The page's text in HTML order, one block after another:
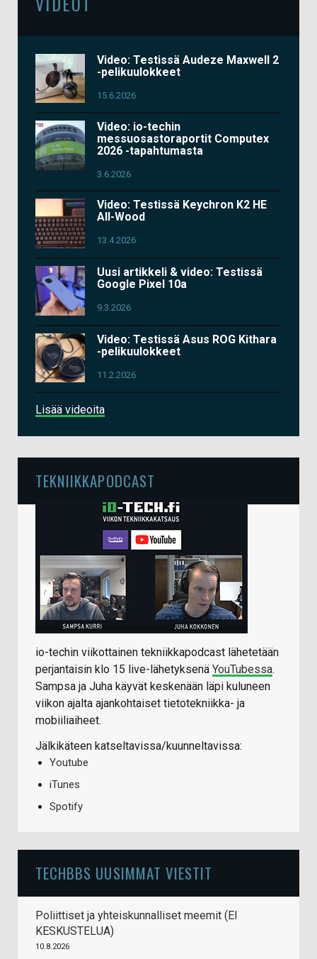
Video: Testissä Audeze Maxwell 2
-pelikuulokkeet
15.6.2026
Video: io-techin
messuosastoraportit Computex
2026 -tapahtumasta
3.6.2026
Video: Testissä Keychron K2 HE
All-Wood
13.4.2026
Uusi artikkeli & video: Testissä
Google Pixel 10a
9.3.2026
Video: Testissä Asus ROG Kithara
-pelikuulokkeet
11.2.2026
Lisää videoita
TEKNIIKKAPODCAST
io-techin viikottainen tekniikkapodcast lähetetään
perjantaisin klo 15 live-lähetyksenä YouTubessa.
Sampsa ja Juha käyvät keskenään läpi kuluneen
viikon ajalta ajankohtaiset tietotekniikka- ja
mobiiliaiheet.
Jälkikäteen katseltavissa/kuunneltavissa:
Youtube
iTunes
Spotify
TECHBBS UUSIMMAT VIESTIT
Poliittiset ja yhteiskunnalliset meemit (EI
KESKUSTELUA)
10.8.2026